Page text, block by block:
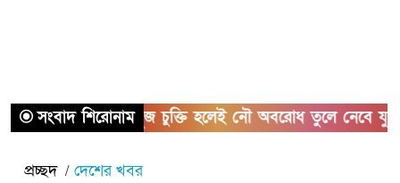
সংবাদ শিরোনাম
হরমুজ চুক্তি হলেই নৌ অবরোধ তুলে নেবে যুক্তরাষ্ট্র
প্রচ্ছদ দেশের খবর